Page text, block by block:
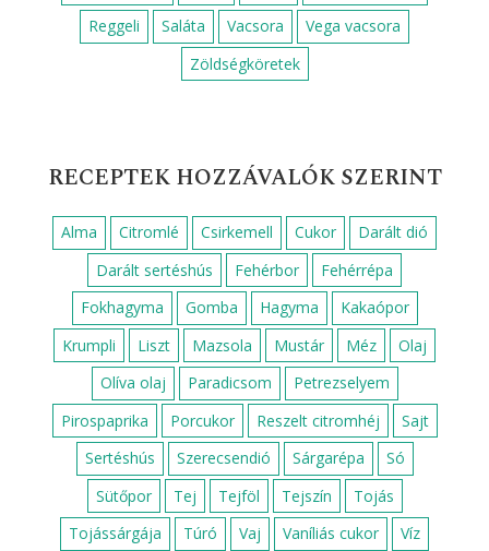
Reggeli
Saláta Vacsora
Vega vacsora
Zöldségköretek
RECEPTEK HOZZÁVALÓK SZERINT
Alma Citromlé Csirkemell Cukor
Darált dió
Darált sertéshús
Fehérbor
Fehérrépa
Fokhagyma
Gomba Hagyma
Kakaópor
Krumpli
Liszt Mazsola Mustár Méz
Olaj
Olíva olaj
Paradicsom
Petrezselyem
Pirospaprika
Porcukor Reszelt citromhéj
Sajt
Sertéshús
Szerecsendió Sárgarépa
Só
Sütőpor
Tej Tejföl Tejszín
Tojás
Tojássárgája
Túró Vaj Vaníliás cukor Víz